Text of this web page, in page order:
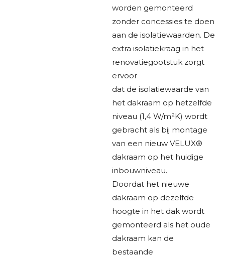
worden gemonteerd
zonder concessies te doen
aan de isolatiewaarden. De
extra isolatiekraag in het
renovatiegootstuk zorgt
ervoor
dat de isolatiewaarde van
het dakraam op hetzelfde
niveau (1,4 W/m²K) wordt
gebracht als bij montage
van een nieuw VELUX®
dakraam op het huidige
inbouwniveau.
Doordat het nieuwe
dakraam op dezelfde
hoogte in het dak wordt
gemonteerd als het oude
dakraam kan de
bestaande